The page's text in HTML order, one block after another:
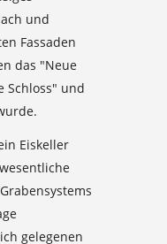
und
Fassaden
das "Neue
Schloss" und
Eiskeller
gelegenen